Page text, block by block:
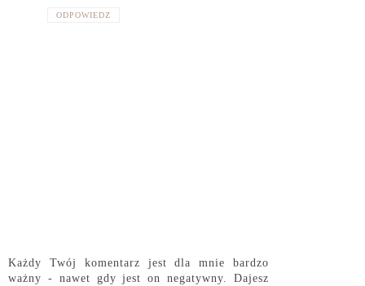
ODPOWIEDZ
Każdy Twój komentarz jest dla mnie bardzo
ważny - nawet gdy jest on negatywny. Dajesz